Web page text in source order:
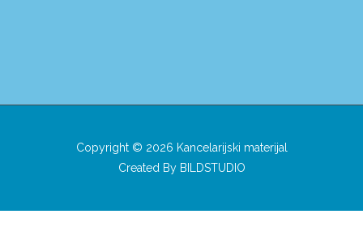
Copyright © 2026 Kancelarijski materijal
Created By BILDSTUDIO